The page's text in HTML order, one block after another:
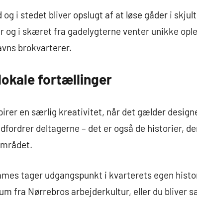
i stedet bliver opslugt af at løse gåder i
og i skæret fra gadelygterne venter unikke
brokvarterer.
fortællinger
en særlig kreativitet, når det gælder
deltagerne – det er også de historier,
tager udgangspunkt i kvarterets egen
fra Nørrebros arbejderkultur, eller du bliver